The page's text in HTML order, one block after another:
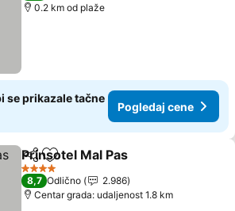
0.2 km od plaže
se prikazale tačne
Pogledaj cene
Deli Dodati u favorite
Prinsotel Mal Pas
4 Zvezdice
8,7 Odlično
2.986
Centar grada: udaljenost 1.8 km